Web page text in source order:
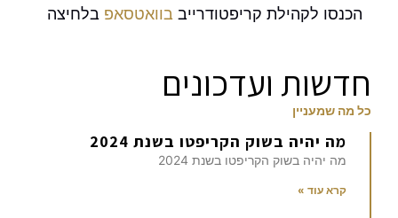
הכנסו לקהילת קריפטודרייב בוואטסאפ בלחיצה
חדשות ועדכונים
כל מה שמעניין
מה יהיה בשוק הקריפטו בשנת 2024
מה יהיה בשוק הקריפטו בשנת 2024
קרא עוד »